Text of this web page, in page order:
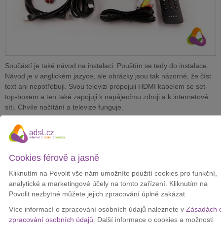
Součástí je také návod na instalaci. Pouštím se tedy do instalace.
Návod je v anglickém jazyce, ale obrázky jsou tak názorné, že číst
text ani nepotřebuji. Svou televizi propojuji HDMI kabelem se set-
top-boxem a ten také zapojuji k napájecímu zdroji a k internetové
síti. Chvíle načítání a televize funguje.
stabilní internet s minimální rychlostí
programy sledovat v HD kvalitě, je nutná minimální rychlost 7 Mb/s.
Cookies férově a jasně
Kliknutím na Povolit vše nám umožníte použití cookies pro funkční,
analytické a marketingové účely na tomto zařízení. Kliknutím na
Povolit nezbytné můžete jejich zpracování úplně zakázat.
Více informací o zpracování osobních údajů naleznete v Zásadách
zpracování osobních údajů . Další informace o cookies a možnosti